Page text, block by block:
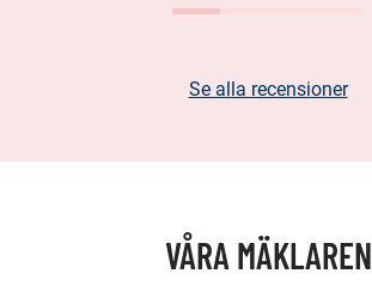
Se alla recensioner
VÅRA MÄKLAREN